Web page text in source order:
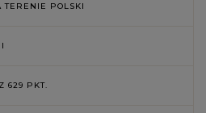
TERENIE POLSKI
629 PKT.